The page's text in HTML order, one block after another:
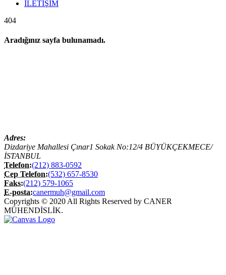
İLETİŞİM
404
Aradığınız sayfa bulunamadı.
Adres:
Dizdariye Mahallesi Çınar1 Sokak No:12/4 BÜYÜKÇEKMECE/
İSTANBUL
Telefon:(212) 883-0592
Cep Telefon:(532) 657-8530
Faks:(212) 579-1065
E-posta:canermuh@gmail.com
Copyrights © 2020 All Rights Reserved by CANER
MÜHENDİSLİK.